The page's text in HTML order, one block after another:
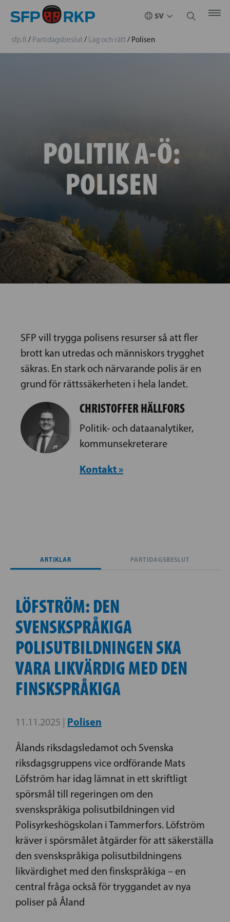
sfp.fi / Partidagsbeslut/ Lag och rätt/ Polisen
POLITIK A-Ö:
POLISEN
SFP vill trygga polisens resurser så att fler
brott kan utredas och människors trygghet
säkras. En stark och närvarande polis är en
grund för rättssäkerheten i hela landet.
CHRISTOFFER HÄLLFORS
Politik- och dataanalytiker,
kommunsekreterare
Kontakt »
ARTIKLAR PARTIDAGSBESLUT
LÖFSTRÖM: DEN
SVENSKSPRÅKIGA
POLISUTBILDNINGEN SKA
VARA LIKVÄRDIG MED DEN
FINSKSPRÅKIGA
11.11.2025 | Polisen
Ålands riksdagsledamot och Svenska
riksdagsgruppens vice ordförande Mats
Löfström har idag lämnat in ett skriftligt
spörsmål till regeringen om den
svenskspråkiga polisutbildningen vid
Polisyrkeshögskolan i Tammerfors. Löfström
kräver i spörsmålet åtgärder för att säkerställa
den svenskspråkiga polisutbildningens
likvärdighet med den finskspråkiga – en
central fråga också för tryggandet av nya
poliser på Åland